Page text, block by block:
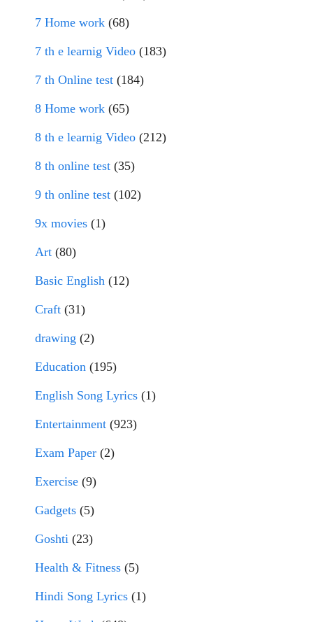
7 Home work (68)
7 th e learnig Video (183)
7 th Online test (184)
8 Home work (65)
8 th e learnig Video (212)
8 th online test (35)
9 th online test (102)
9x movies (1)
Art (80)
Basic English (12)
Craft (31)
drawing (2)
Education (195)
English Song Lyrics (1)
Entertainment (923)
Exam Paper (2)
Exercise (9)
Gadgets (5)
Goshti (23)
Health & Fitness (5)
Hindi Song Lyrics (1)